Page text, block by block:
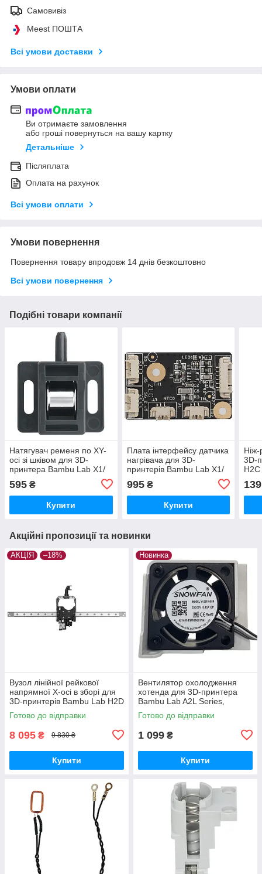
Самовивіз
Meest ПОШТА
Всі умови доставки
Умови оплати
Ви отримаєте замовлення
або гроші повернуться на вашу картку
Детальніше
Післяплата
Оплата на рахунок
Всі умови оплати
Умови повернення
Повернення товару впродовж 14 днів безкоштовно
Всі умови повернення
Подібні товари компанії
Натягувач ременя по XY-
осі зі шківом для 3D-
принтера Bambu Lab X1/
FAC033)
595 ₴
Купити
Плата інтерфейсу датчика
нагрівача для 3D-
принтерів Bambu Lab X1/
FAC009)
995₴
Купити
Ніж-
3D-
H2C
139
Акційні пропозиції та новинки
АКЦІЯ –18%
Вузол лінійної рейкової
напрямної X-осі в зборі для
3D-принтерів Bambu Lab H2D
Series, (оригінал, FAC110)
Готово до відправки
8 095 ₴ 9 830 ₴
Купити
Новинка
Вентилятор охолодження
хотенда для 3D-принтера
Bambu Lab A2L Series,
безщітковий, 5В 0.4A,
(оригінал, FAF027)
Готово до відправки
1 099 ₴
Купити